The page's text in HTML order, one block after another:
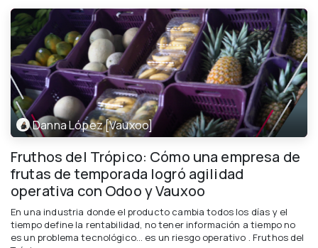
Danna López [Vauxoo]
Fruthos del Trópico: Cómo una empresa de
frutas de temporada logró agilidad
operativa con Odoo y Vauxoo
En una industria donde el producto cambia todos los días y el
tiempo define la rentabilidad, no tener información a tiempo no
es un problema tecnológico… es un riesgo operativo . Fruthos del